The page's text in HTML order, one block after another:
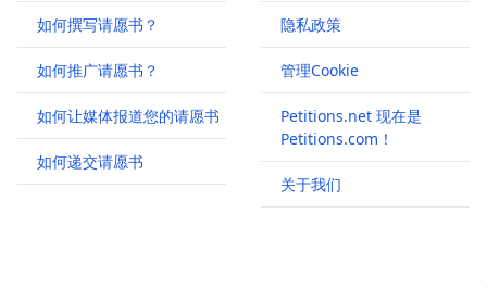
如何撰写请愿书？
如何推广请愿书？
如何让媒体报道您的请愿书
如何递交请愿书
隐私政策
管理Cookie
Petitions.net 现在是
Petitions.com！
关于我们